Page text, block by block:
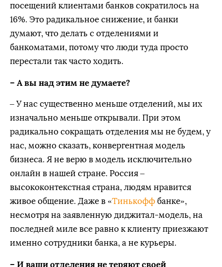
посещений клиентами банков сократилось на
16%. Это радикальное снижение, и банки
думают, что делать с отделениями и
банкоматами, потому что люди туда просто
перестали так часто ходить.
– А вы над этим не думаете?
– У нас существенно меньше отделений, мы их
изначально меньше открывали. При этом
радикально сокращать отделения мы не будем, у
нас, можно сказать, конвергентная модель
бизнеса. Я не верю в модель исключительно
онлайн в нашей стране. Россия –
высококонтекстная страна, людям нравится
живое общение. Даже в «Тинькоффбанке»,
несмотря на заявленную диджитал-модель, на
последней миле все равно к клиенту приезжают
именно сотрудники банка, а не курьеры.
– И ваши отделения не теряют своей